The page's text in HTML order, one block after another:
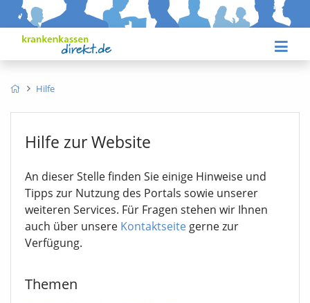
Hilfe
Hilfe zur Website
An dieser Stelle finden Sie einige Hinweise und
Tipps zur Nutzung des Portals sowie unserer
weiteren Services. Für Fragen stehen wir Ihnen
auch über unsere Kontaktseite gerne zur
Verfügung.
Themen